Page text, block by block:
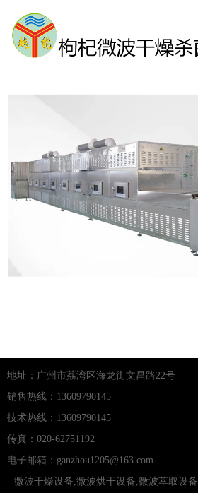
地址：广州市荔湾区海龙街文昌路22号
销售热线：13609790145
技术热线：13609790145
传真：020-62751192
电子邮箱：ganzhou1205@163.com
微波干燥设备 微波烘干设备 微波萃取设备